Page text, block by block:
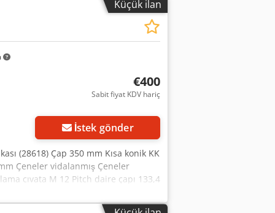
Küçük ilan
€400
Sabit fiyat KDV hariç
İstek gönder
(28618) Çap 350 mm Kısa konik KK
Çeneler vidalanmış Çeneler
cıvata M 12 Pitch daire çapı 133,4